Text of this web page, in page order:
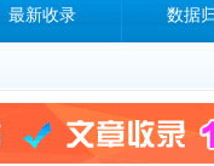
最新收录 数据